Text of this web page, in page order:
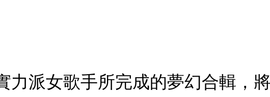
力派女歌手所完成的夢幻合輯，